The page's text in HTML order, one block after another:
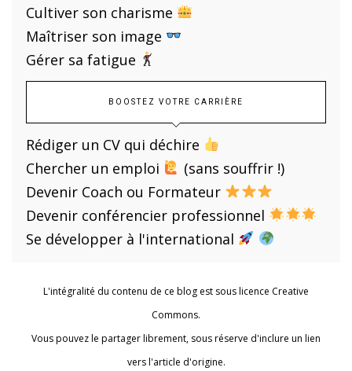
Cultiver son charisme
Maîtriser son image
Gérer sa fatigue
BOOSTEZ VOTRE CARRIÈRE
Rédiger un CV qui déchire
Chercher un emploi
(sans souffrir !)
Devenir Coach ou Formateur
Devenir conférencier professionnel
Se développer à l'international
L'intégralité du contenu de ce blog est sous licence Creative
Commons.
Vous pouvez le partager librement, sous réserve d'inclure un lien
vers l'article d'origine.